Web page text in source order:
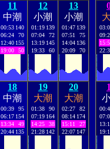
11
中潮
00:53 140
06:24
70
12:40 155
19:00
50
12
小潮
01:19 139
07:04
72
13:19 145
19:33
60
13
小潮
01:47 139
07:51
75
14:04 136
20:09
70
18
中潮
00:39
95
06:17 154
13:34
49
20:44 135
19
大潮
01:38
90
07:19 164
14:25
38
21:28 142
20
大潮
02:27
82
08:14 174
15:11
27
22:07 147